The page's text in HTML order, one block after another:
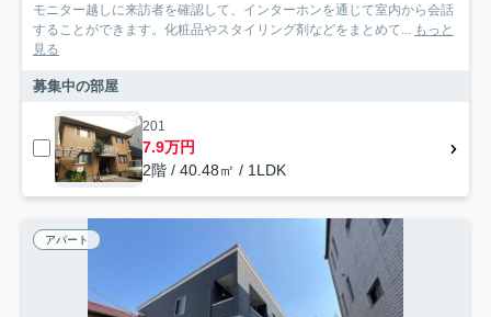
モニター越しに来訪者を確認して、インターホンを通じて室内から会話
することができます。化粧品やスタイリング剤などをまとめて...
もっと
見る
募集中の部屋
201
7.9万円
2階 / 40.48㎡ / 1LDK
アパート